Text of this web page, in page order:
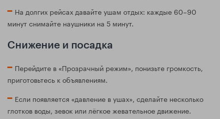
На долгих рейсах давайте ушам отдых: каждые 60–90
минут снимайте наушники на 5 минут.
Снижение и посадка
Перейдите в «Прозрачный режим», понизьте громкость,
приготовьтесь к объявлениям.
Если появляется «давление в ушах», сделайте несколько
глотков воды, зевок или лёгкое жевательное движение.